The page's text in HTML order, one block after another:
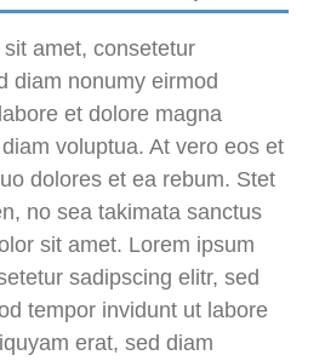
amet, consetetur
diam nonumy eirmod
et dolore magna
voluptua. At vero eos et
dolores et ea rebum. Stet
no sea takimata sanctus
sit amet. Lorem ipsum
sadipscing elitr, sed
tempor invidunt ut labore
erat, sed diam